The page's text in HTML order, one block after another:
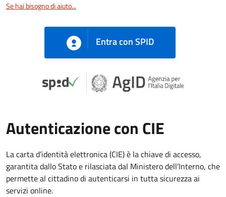
Se hai bisogno di aiuto...
Entra con SPID
Autenticazione con CIE
La carta d’identità elettronica (CIE) è la chiave di accesso,
garantita dallo Stato e rilasciata dal Ministero dell’Interno, che
permette al cittadino di autenticarsi in tutta sicurezza ai
servizi online.